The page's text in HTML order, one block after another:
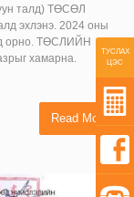
талд) ТӨСӨЛ
эхлэнэ. 2024 оны
орно. ТӨСЛИЙН
хамарна.
Read More
ТУСЛАХ
ЦЭС